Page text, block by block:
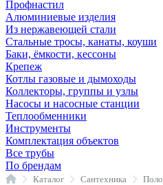
Профнастил
Алюминиевые изделия
Из нержавеющей стали
Стальные тросы, канаты, коуши
Баки, ёмкости, кессоны
Крепеж
Котлы газовые и дымоходы
Коллекторы, группы и узлы
Насосы и насосные станции
Теплообменники
Инструменты
Комплектация объектов
Все трубы
По брендам
ГлавнаяКаталог Сантехника